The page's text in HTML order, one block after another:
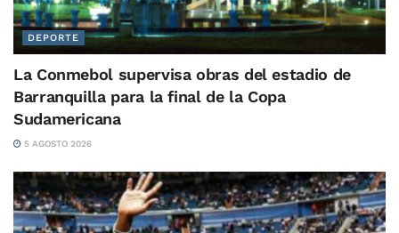
DEPORTE
La Conmebol supervisa obras del estadio de
Barranquilla para la final de la Copa
Sudamericana
5 AGOSTO 2026